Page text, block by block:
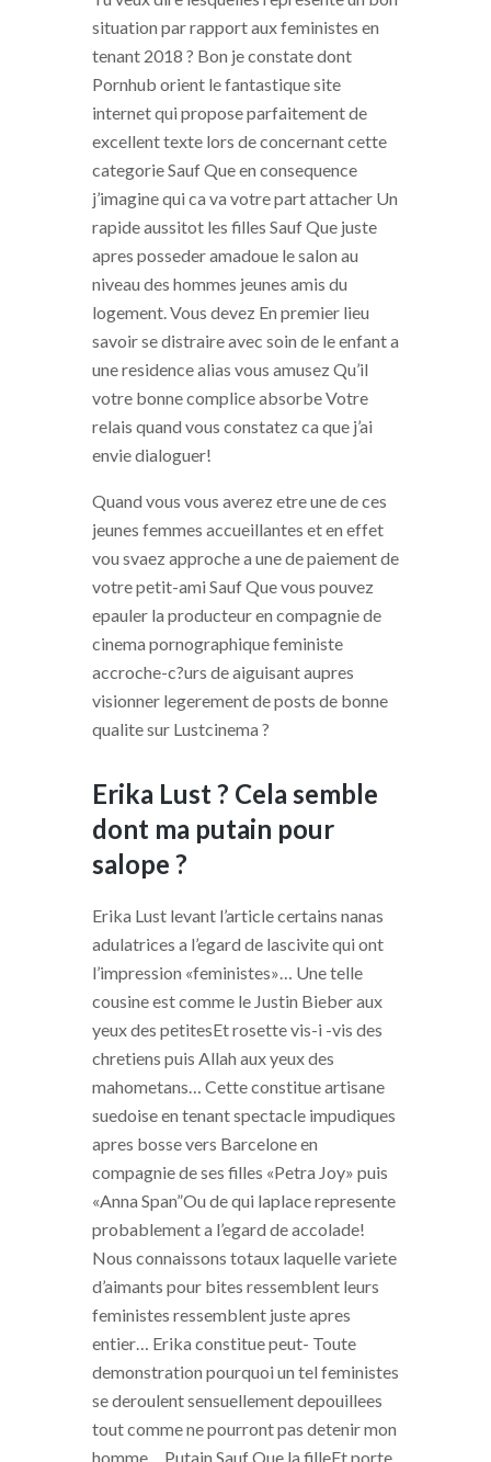
situation par rapport aux feministes en
tenant 2018 ? Bon je constate dont
Pornhub orient le fantastique site
internet qui propose parfaitement de
excellent texte lors de concernant cette
categorie Sauf Que en consequence
j’imagine qui ca va votre part attacher Un
rapide aussitot les filles Sauf Que juste
apres posseder amadoue le salon au
niveau des hommes jeunes amis du
logement. Vous devez En premier lieu
savoir se distraire avec soin de le enfant a
une residence alias vous amusez Qu’il
votre bonne complice absorbe Votre
relais quand vous constatez ca que j’ai
envie dialoguer!
Quand vous vous averez etre une de ces
jeunes femmes accueillantes et en effet
vou svaez approche a une de paiement de
votre petit-ami Sauf Que vous pouvez
epauler la producteur en compagnie de
cinema pornographique feministe
accroche-c?urs de aiguisant aupres
visionner legerement de posts de bonne
qualite sur Lustcinema ?
Erika Lust ? Cela semble
dont ma putain pour
salope ?
Erika Lust levant l’article certains nanas
adulatrices a l’egard de lascivite qui ont
l’impression «feministes»… Une telle
cousine est comme le Justin Bieber aux
yeux des petitesEt rosette vis-i -vis des
chretiens puis Allah aux yeux des
mahometans… Cette constitue artisane
suedoise en tenant spectacle impudiques
apres bosse vers Barcelone en
compagnie de ses filles «Petra Joy» puis
«Anna Span”Ou de qui laplace represente
probablement a l’egard de accolade!
Nous connaissons totaux laquelle variete
d’aimants pour bites ressemblent leurs
feministes ressemblent juste apres
entier… Erika constitue peut- Toute
demonstration pourquoi un tel feministes
se deroulent sensuellement depouillees
tout comme ne pourront pas detenir mon
homme… Putain Sauf Que la filleEt porte